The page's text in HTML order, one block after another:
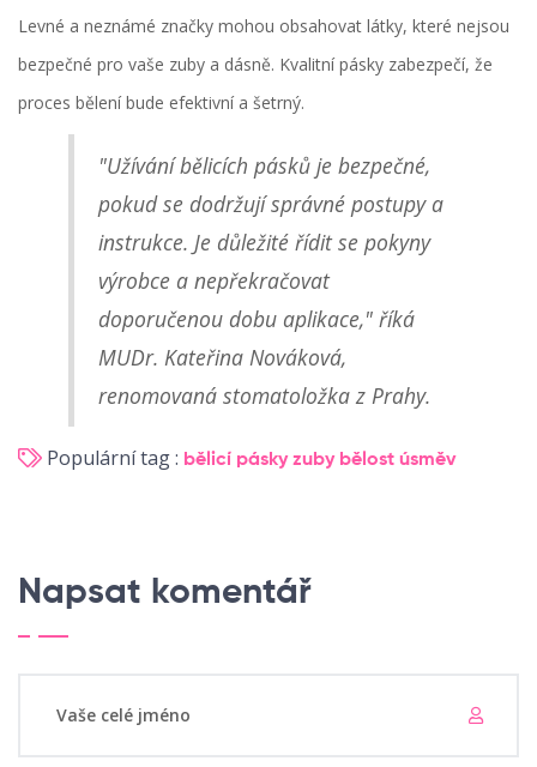
Levné a neznámé značky mohou obsahovat látky, které nejsou
bezpečné pro vaše zuby a dásně. Kvalitní pásky zabezpečí, že
proces bělení bude efektivní a šetrný.
"Užívání bělicích pásků je bezpečné,
pokud se dodržují správné postupy a
instrukce. Je důležité řídit se pokyny
výrobce a nepřekračovat
doporučenou dobu aplikace," říká
MUDr. Kateřina Nováková,
renomovaná stomatoložka z Prahy.
Populární tag : bělicí pásky zuby bělost úsměv
Napsat komentář